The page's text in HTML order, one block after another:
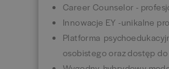
Career Counselor -
Innowacje EY -unikalne
Platforma
osobistego oraz dostęp